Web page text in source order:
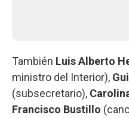
También Luis Alberto
ministro del Interior),
(subsecretario),
Francisco Bustillo